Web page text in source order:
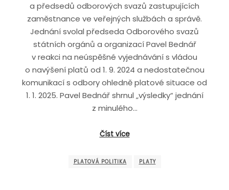
a předsedů odborových svazů zastupujících
zaměstnance ve veřejných službách a správě.
Jednání svolal předseda Odborového svazů
státních orgánů a organizací Pavel Bednář
v reakci na neúspěšné vyjednávání s vládou
o navýšení platů od 1. 9. 2024 a nedostatečnou
komunikací s odbory ohledně platové situace od
1. 1. 2025. Pavel Bednář shrnul „výsledky“ jednání
z minulého…
Číst více
PLATOVÁ POLITIKA PLATY